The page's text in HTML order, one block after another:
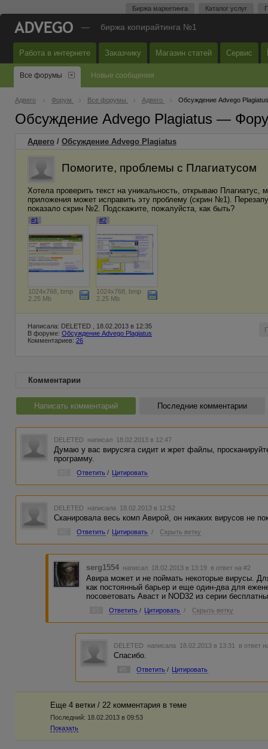
Биржа маркетинга Каталог услуг
— биржа копирайтинга №1
Работа в интернете Заказчику Магазин статей Сервис
Все форумы Новые сообщения
Адвего Форум Все форумы Адвего Обсуждение Advego Plagiatus
Обсуждение Advego Plagiatus —
Адвего / Обсуждение Advego Plagiatus
Помогите, проблемы с Плагиатусом
Хотела проверить текст на уникальность, открываю
приложения может исправить эту проблему (скрин №1).
показало скрин №2. Подскажите, пожалуйста, как быть?
#1
1024x768, bmp
2.25 Mb
#2
1024x768, bmp
2.25 Mb
Написала: DELETED , 18.02.2013 в 12:35
В форуме: Обсуждение Advego Plagiatus
Комментариев: 26
Комментарии
Написать комментарий Последние комментарии
DELETED написал 18.02.2013 в 12:47
Думаю у вас вирусяга сидит и жрет файлы,
программу.
Ответить / Цитировать
DELETED написала 18.02.2013 в 12:52
Сканировала весь комп Авирой, он никаких вирусов не
Ответить / Цитировать / Скрыть ветку
serg1554 написал 18.02.2013 в 13:19 в ответ на #2
Авира может и не поймать некоторые вирусы.
как постоянный барьер и еще один-два для
посоветовать Аваст и NOD32 из серии
Ответить / Цитировать / Скрыть ветку
DELETED написала 18.02.2013 в 13:31 в ответ
Спасибо.
Ответить / Цитировать
Еще 4 ветки / 22 комментария в темe
Последний: 18.02.2013 в 09:53
Показать